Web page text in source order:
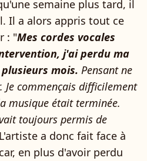
semaine plus tard, il
Il a alors appris tout ce
: "Mes cordes vocales
j'ai perdu ma
mois. Pensant ne
commençais difficilement
musique était terminée.
toujours permis de
a donc fait face à
en plus d'avoir perdu